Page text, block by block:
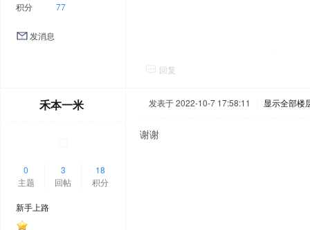
积分 77
发消息
回复
禾本一米
0
主题
3
回帖
18
积分
新手上路
发表于 2022-10-7 17:58:11 显示全部楼
谢谢